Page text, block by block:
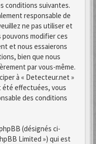
conditions suivantes.
responsable de
ne pas utiliser et
pouvons modifier ces
et nous essaierons
bien que nous
par vous-même.
à « Detecteur.net »
été effectuées, vous
des conditions
(désignés ci-
Limited ») qui est